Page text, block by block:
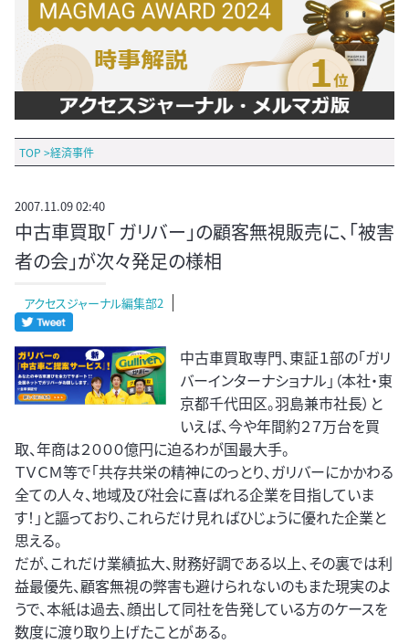
TOP >経済事件
2007.11.09 02:40
中古車買取「 ガリバー」の顧客無視販売に、「被害
者の会」が次々発足の様相
アクセスジャーナル編集部2
中古車買取専門、東証１部の「ガリ
バーインターナショナル」（本社・東
京都千代田区。羽島兼市社長）と
いえば、今や年間約２７万台を買
取、年商は２０００億円に迫るわが国最大手。
ＴＶＣＭ等で「共存共栄の精神にのっとり、ガリバーにかかわる
全ての人々、地域及び社会に喜ばれる企業を目指していま
す！」と謳っており、これらだけ見ればひじょうに優れた企業と
思える。
だが、これだけ業績拡大、財務好調である以上、その裏では利
益最優先、顧客無視の弊害も避けられないのもまた現実のよ
うで、本紙は過去、顔出して同社を告発している方のケースを
数度に渡り取り上げたことがある。